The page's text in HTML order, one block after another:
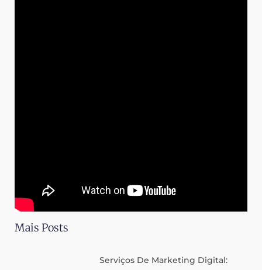
Mais Posts
Serviços De Marketing Digital: